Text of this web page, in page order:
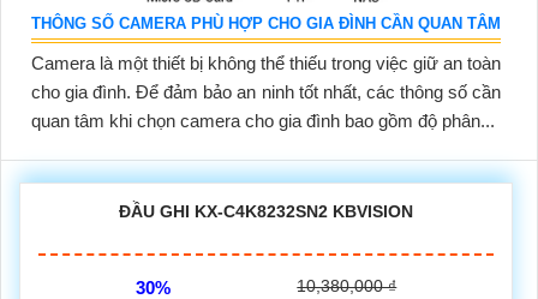
THÔNG SỐ CAMERA PHÙ HỢP CHO GIA ĐÌNH CẦN QUAN TÂM
Camera là một thiết bị không thể thiếu trong việc giữ an toàn
cho gia đình. Để đảm bảo an ninh tốt nhất, các thông số cần
quan tâm khi chọn camera cho gia đình bao gồm độ phân...
ĐẦU GHI KX-C4K8232SN2 KBVISION
30% 10,380,000 ₫